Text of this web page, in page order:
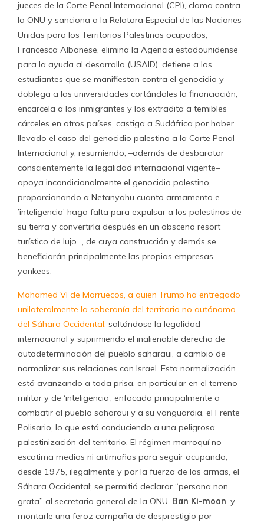
jueces de la Corte Penal Internacional (CPI), clama contra
la ONU y sanciona a la Relatora Especial de las Naciones
Unidas para los Territorios Palestinos ocupados,
Francesca Albanese, elimina la Agencia estadounidense
para la ayuda al desarrollo (USAID), detiene a los
estudiantes que se manifiestan contra el genocidio y
doblega a las universidades cortándoles la financiación,
encarcela a los inmigrantes y los extradita a temibles
cárceles en otros países, castiga a Sudáfrica por haber
llevado el caso del genocidio palestino a la Corte Penal
Internacional y, resumiendo, –además de desbaratar
conscientemente la legalidad internacional vigente–
apoya incondicionalmente el genocidio palestino,
proporcionando a Netanyahu cuanto armamento e
’inteligencia’ haga falta para expulsar a los palestinos de
su tierra y convertirla después en un obsceno resort
turístico de lujo…, de cuya construcción y demás se
beneficiarán principalmente las propias empresas
yankees.
Mohamed VI de Marruecos, a quien Trump ha entregado
unilateralmente la soberanía del territorio no autónomo
del Sáhara Occidental, saltándose la legalidad
internacional y suprimiendo el inalienable derecho de
autodeterminación del pueblo saharaui, a cambio de
normalizar sus relaciones con Israel. Esta normalización
está avanzando a toda prisa, en particular en el terreno
militar y de ‘inteligencia’, enfocada principalmente a
combatir al pueblo saharaui y a su vanguardia, el Frente
Polisario, lo que está conduciendo a una peligrosa
palestinización del territorio. El régimen marroquí no
escatima medios ni artimañas para seguir ocupando,
desde 1975, ilegalmente y por la fuerza de las armas, el
Sáhara Occidental; se permitió declarar “persona non
grata” al secretario general de la ONU, Ban Ki-moon, y
montarle una feroz campaña de desprestigio por